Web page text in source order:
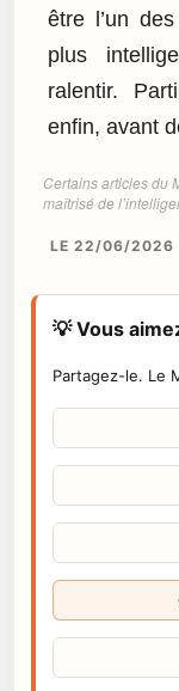
être l’un
plus
ralentir.
enfin, avant
Certains articles du
maîtrisé de
LE 22/06/2026
💡 Vous
Partagez-le. Le